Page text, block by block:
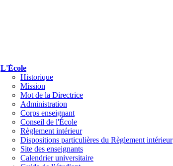
L'École
Historique
Mission
Mot de la Directrice
Administration
Corps enseignant
Conseil de l'École
Règlement intérieur
Dispositions particulières du Règlement intérieur
Site des enseignants
Calendrier universitaire